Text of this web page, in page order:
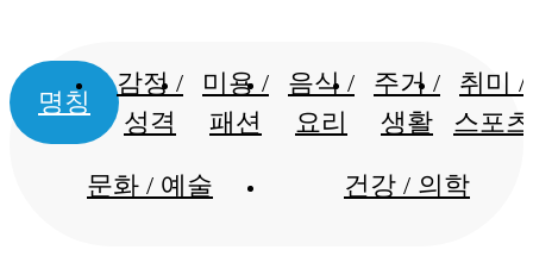
명칭
감정 /
성격
미용 /
패션
음식 /
요리
주거 /
생활
취미 /
스포츠
문화 / 예술 건강 / 의학